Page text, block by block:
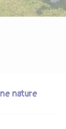
nature